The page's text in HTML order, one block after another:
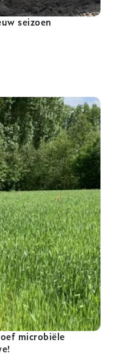
seizoen
microbiële